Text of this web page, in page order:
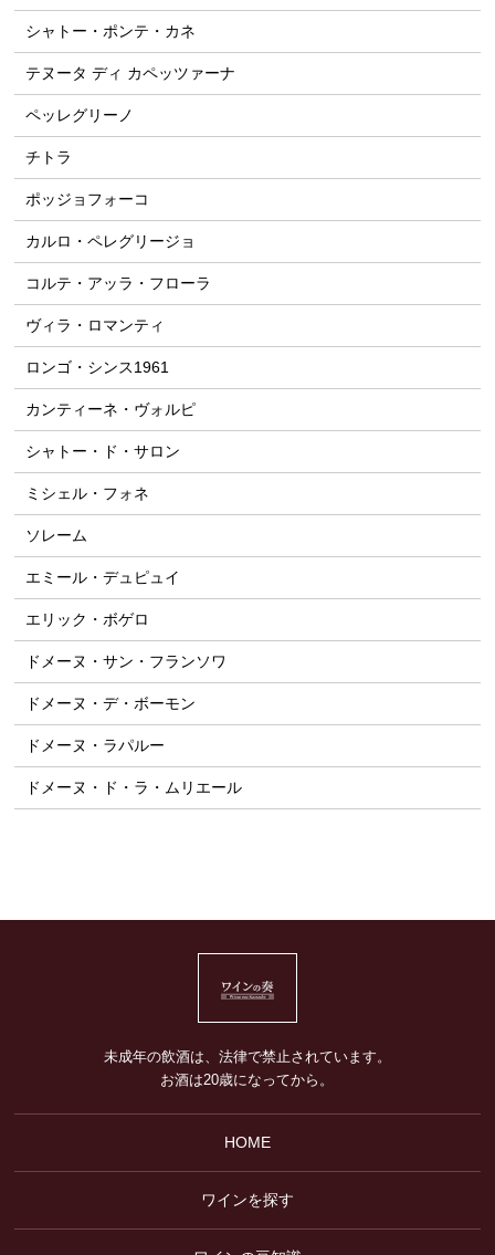
シャトー・ポンテ・カネ
テヌータ ディ カペッツァーナ
ペッレグリーノ
チトラ
ポッジョフォーコ
カルロ・ペレグリージョ
コルテ・アッラ・フローラ
ヴィラ・ロマンティ
ロンゴ・シンス1961
カンティーネ・ヴォルピ
シャトー・ド・サロン
ミシェル・フォネ
ソレーム
エミール・デュピュイ
エリック・ボゲロ
ドメーヌ・サン・フランソワ
ドメーヌ・デ・ボーモン
ドメーヌ・ラパルー
ドメーヌ・ド・ラ・ムリエール
未成年の飲酒は、法律で禁止されています。
お酒は20歳になってから。
HOME
ワインを探す